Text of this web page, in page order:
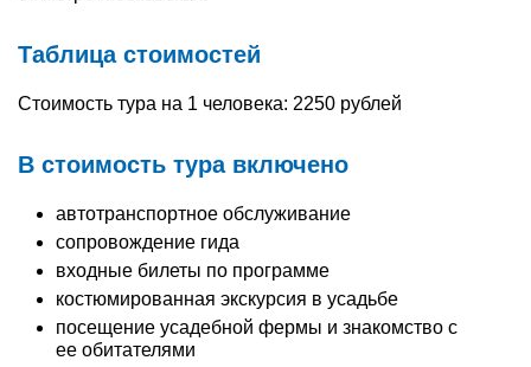
Таблица стоимостей
Стоимость тура на 1 человека: 2250 рублей
В стоимость тура включено
автотранспортное обслуживание
сопровождение гида
входные билеты по программе
костюмированная экскурсия в усадьбе
посещение усадебной фермы и знакомство с
ее обитателями